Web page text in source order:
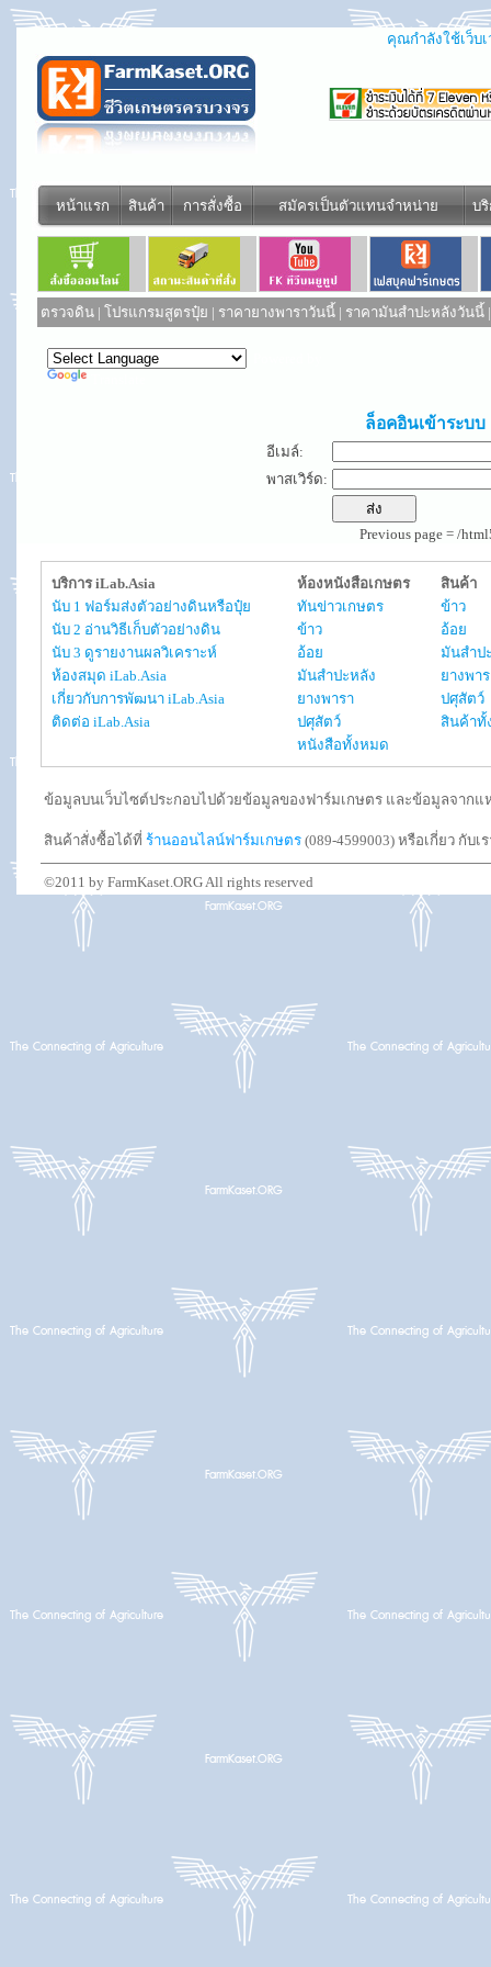
คุณกำลังใช้เว็บ
หน้าแรก สินค้า การสั่งซื้อ สมัครเป็นตัวแทนจำหน่าย บ
ตรวจดิน | โปรแกรมสูตรปุ๋ย | ราคายางพาราวันนี้ | ราคามันสำปะหลังวันนี้
ล็อคอินเข้าระบบ
อีเมล์:
พาสเวิร์ด:
Previous page = /
บริการ iLab.Asia
นับ 1 ฟอร์มส่งตัวอย่างดินหรือปุ๋ย
นับ 2 อ่านวิธีเก็บตัวอย่างดิน
นับ 3 ดูรายงานผลวิเคราะห์
ห้องสมุด iLab.Asia
เกี่ยวกับการพัฒนา iLab.Asia
ติดต่อ iLab.Asia
ห้องหนังสือเกษตร
ทันข่าวเกษตร
ข้าว
อ้อย
มันสำปะหลัง
ยางพารา
ปศุสัตว์
หนังสือทั้งหมด
สินค้า
ข้าว
อ้อย
มันสำป
ยางพา
ปศุสัตว์
สินค้าทั้
ข้อมูลบนเว็บไซต์ประกอบไปด้วยข้อมูลของฟาร์มเกษตร และข้อมูลจาก
สินค้าสั่งซื้อได้ที่ ร้านออนไลน์ฟาร์มเกษตร (089-4599003) หรือเกี่ยว กับเ
©2011 by FarmKaset.ORG All rights reserved